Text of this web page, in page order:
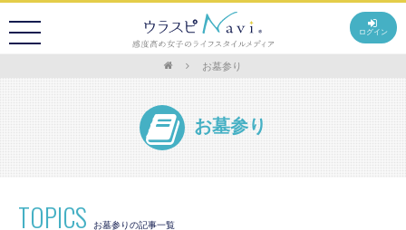
ログイン
お墓参り
お墓参り
TOPICS お墓参りの記事一覧